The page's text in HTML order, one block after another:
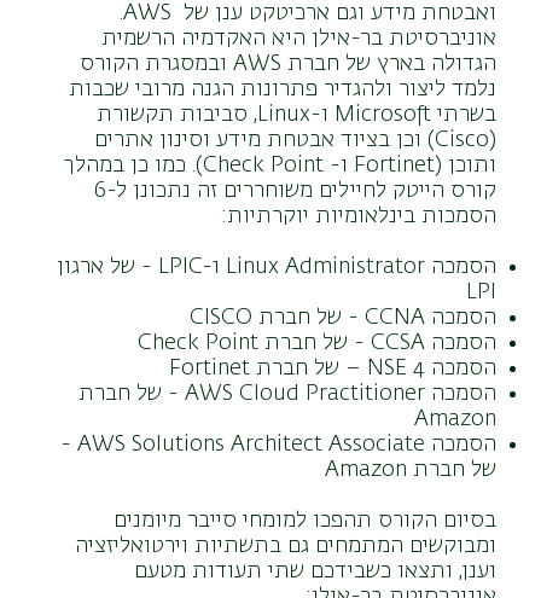
ואבטחת מידע וגם ארכיטקט ענן של AWS.
אוניברסיטת בר-אילן היא האקדמיה הרשמית
הגדולה בארץ של חברת AWS ובמסגרת הקורס
נלמד ליצור ולהגדיר פתרונות הגנה מרובי שכבות
בשרתי Microsoft ו-Linux, סביבות תקשורת
(Cisco) וכן בציוד אבטחת מידע וסינון אתרים
ותוכן (Fortinet ו- Check Point). כמו כן במהלך
קורס הייטק לחיילים משוחררים זה נתכונן ל-6
הסמכות בינלאומיות יוקרתיות:
הסמכה LPIC-1 Linux Administrator - של ארגון
LPI
הסמכה CCNA - של חברת CISCO
הסמכה CCSA - של חברת Check Point
הסמכה NSE 4 – של חברת Fortinet
הסמכה AWS Cloud Practitioner - של חברת
Amazon
הסמכה AWS Solutions Architect Associate -
של חברת Amazon
בסיום הקורס תהפכו למומחי סייבר מיומנים
ומבוקשים המתמחים גם בתשתיות וירטואליזציה
וענן, ותצאו כשבידכם שתי תעודות מטעם